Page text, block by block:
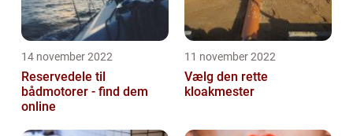
14 november 2022
Reservedele til
bådmotorer - find dem
online
11 november 2022
Vælg den rette
kloakmester